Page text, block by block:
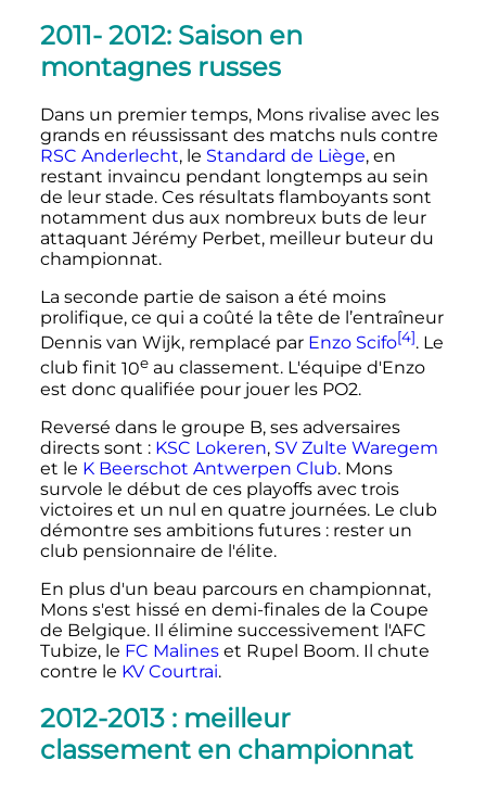
2011- 2012: Saison en
montagnes russes
Dans un premier temps, Mons rivalise avec les
grands en réussissant des matchs nuls contre
RSC Anderlecht, le Standard de Liège, en
restant invaincu pendant longtemps au sein
de leur stade. Ces résultats flamboyants sont
notamment dus aux nombreux buts de leur
attaquant Jérémy Perbet, meilleur buteur du
championnat.
La seconde partie de saison a été moins
prolifique, ce qui a coûté la tête de l’entraîneur
Dennis van Wijk, remplacé par Enzo Scifo[4]. Le
club finit 10eau classement. L'équipe d'Enzo
est donc qualifiée pour jouer les PO2.
Reversé dans le groupe B, ses adversaires
directs sont : KSC Lokeren, SV Zulte Waregem
et le K Beerschot Antwerpen Club. Mons
survole le début de ces playoffs avec trois
victoires et un nul en quatre journées. Le club
démontre ses ambitions futures : rester un
club pensionnaire de l'élite.
En plus d'un beau parcours en championnat,
Mons s'est hissé en demi-finales de la Coupe
de Belgique. Il élimine successivement l'AFC
Tubize, le FC Malineset Rupel Boom. Il chute
contre le KV Courtrai.
2012-2013 : meilleur
classement en championnat